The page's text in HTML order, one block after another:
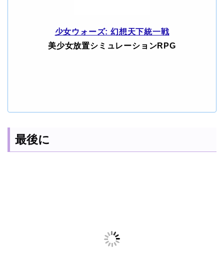
少女ウォーズ: 幻想天下統一戦
美少女放置シミュレーションRPG
最後に